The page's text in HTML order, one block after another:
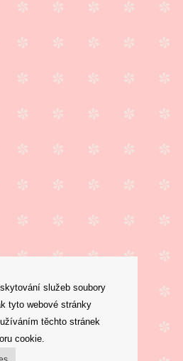
služeb soubory
tyto webové stránky
těchto stránek
cookie.